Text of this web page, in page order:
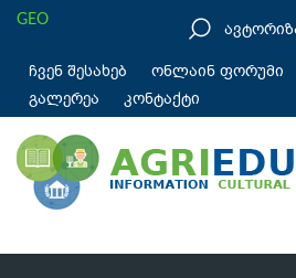
GEO
ჩვენ შესახებ
ონლაინ ფორუმი
გალერეა
კონტაქტი